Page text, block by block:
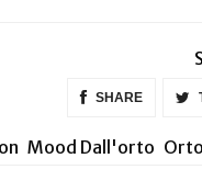
SHARE
Mood Dall'orto